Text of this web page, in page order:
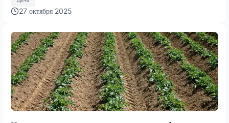
27 октября 2025